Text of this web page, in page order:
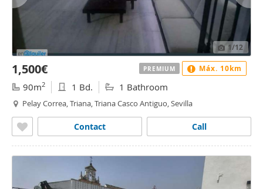
1/12
1,500€
90m2 1 Bd. 1 Bathroom
Pelay Correa, Triana, Triana Casco Antiguo, Sevilla
Call
Contact
PREMIUM Máx. 10km